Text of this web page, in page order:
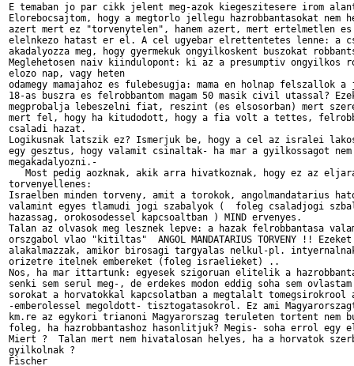
E temaban jo par cikk jelent meg-azok kiegeszitesere irom
Elorebocsajtom, hogy a megtorlo jellegu hazrobbantasokat nem
azert mert ez "torvenytelen", hanem azert, mert ertelmetlen es
elelnkezo hatast er el. A cel ugyebar elrettentetes lenne: a
akadalyozza meg, hogy gyermekuk ongyilkoskent buszokat
Meglehetosen naiv kiindulopont: ki az a presumptiv ongyilkos
elozo nap, vagy heten
odamegy mamajahoz es fulebesugja: mama en holnap felszallok a
18-as buszra es felrobbantom magam 50 masik civil utassal?
megprobalja lebeszelni fiat, reszint (es elsosorban) mert
mert fel, hogy ha kitudodott, hogy a fia volt a tettes,
csaladi hazat.
Logikusnak latszik ez? Ismerjuk be, hogy a cel az isralei
egy gesztus, hogy valamit csinaltak- ha mar a gyilkossagot
megakadalyozni.-
Most pedig aozknak, akik arra hivatkoznak, hogy ez az
torvenyellenes:
Israelben minden torveny, amit a torokok, angolmandatarius
valamint egyes tlamudi jogi szabalyok (  foleg csaladjogi
hazassag, orokosodessel kapcsoaltban ) MIND ervenyes.
Talan az olvasok meg lesznek lepve: a hazak felrobbantasa
orszgabol vlao "kitiltas"  ANGOL MANDATARIUS TORVENY !! Ezeket
alakalmazzak, amikor birosagi targyalas nelkul-pl.
orizetre itelnek embereket (foleg israelieket) ..
Nos, ha mar ittartunk: egyesek szigoruan elitelik a
senki sem serul meg-, de erdekes modon eddig soha sem
sorokat a horvatokkal kapcsolatban a megtalalt
-emberolessel megoldott- tisztogatasokrol. Ez ami
km.re az egykori trianoni Magyarorszag teruleten tortent nem
foleg, ha hazrobbantashoz hasonlitjuk? Megis- soha errol egy
Miert ?  Talan mert nem hivatalosan helyes, ha a horvatok
gyilkolnak ?